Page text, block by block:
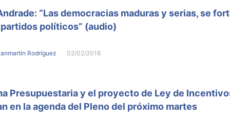
“Las democracias maduras y serias, se
políticos” (audio)
Rodríguez 02/02/2016
Presupuestaria y el proyecto de Ley de
en la agenda del Pleno del próximo martes